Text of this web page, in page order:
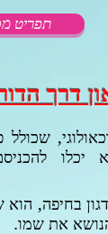
תפריט
דרך
יכלו
בחיפה,
את שמו.